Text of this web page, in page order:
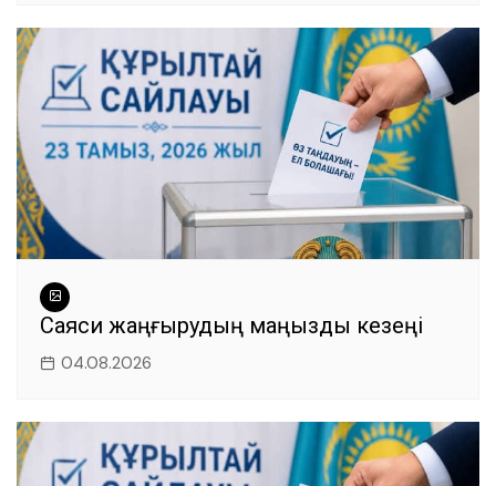
Саяси жаңғырудың маңызды кезеңі
04.08.2026